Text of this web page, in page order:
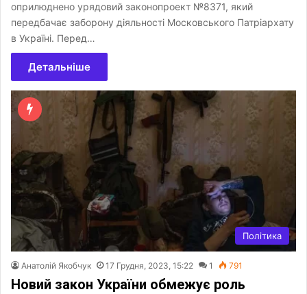
оприлюднено урядовий законопроект №8371, який
передбачає заборону діяльності Московського Патріархату
в Україні. Перед…
Детальніше
Політика
Анатолій Якобчук 17 Грудня, 2023, 15:22 1 791
Новий закон України обмежує роль